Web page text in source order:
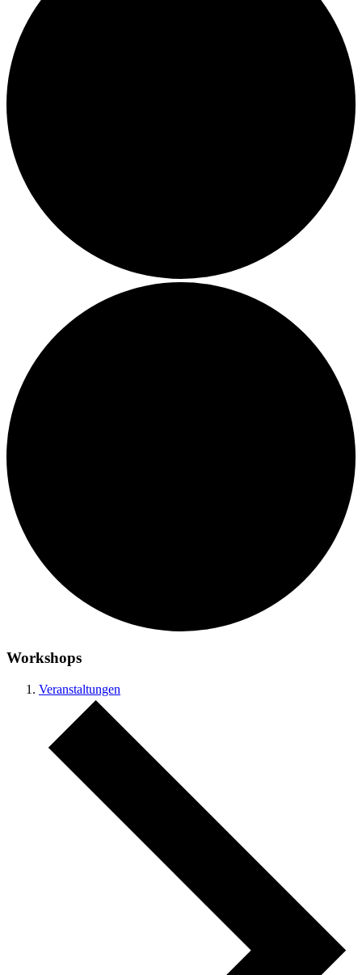
Workshops
Veranstaltungen